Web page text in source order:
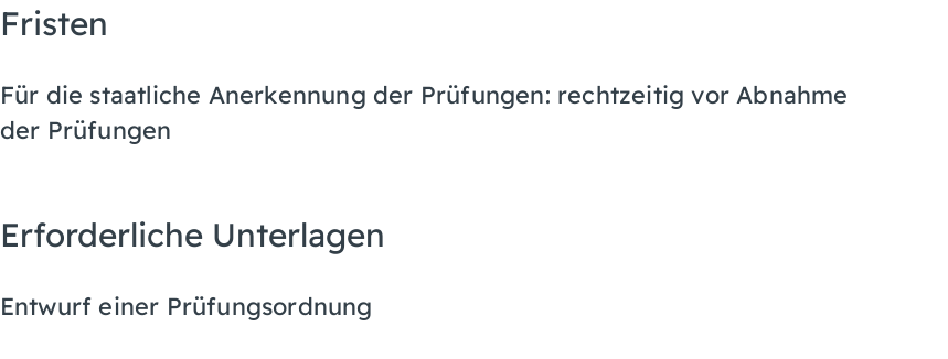
Fristen
Für die staatliche Anerkennung der Prüfungen: rechtzeitig vor Abnahme
der Prüfungen
Erforderliche Unterlagen
Entwurf einer Prüfungsordnung